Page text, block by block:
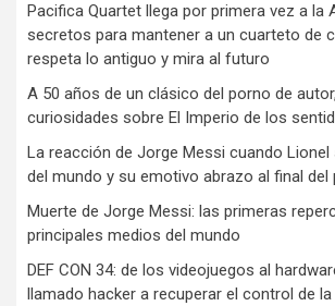
Pacifica Quartet llega por primera vez a la
secretos para mantener a un cuarteto de
respeta lo antiguo y mira al futuro
A 50 años de un clásico del porno de
curiosidades sobre El Imperio de los
La reacción de Jorge Messi cuando
del mundo y su emotivo abrazo al final del
Muerte de Jorge Messi: las primeras
principales medios del mundo
DEF CON 34: de los videojuegos al
llamado hacker a recuperar el control de